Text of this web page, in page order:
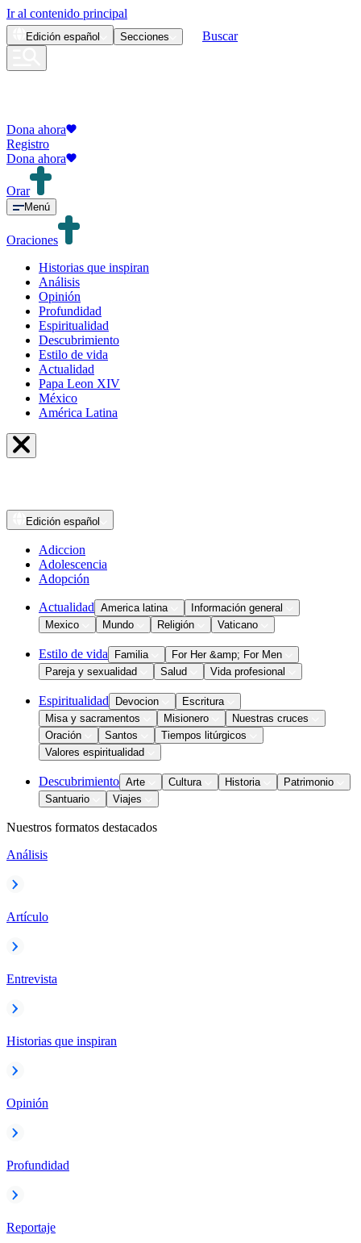
Ir al contenido principal
Edición español Secciones Buscar
Dona ahora
Registro
Dona ahora
Orar
Menú
Oraciones
Historias que inspiran
Análisis
Opinión
Profundidad
Espiritualidad
Descubrimiento
Estilo de vida
Actualidad
Papa Leon XIV
México
América Latina
Edición español
Adiccion
Adolescencia
Adopción
Actualidad America latina
Información general
Mexico
Mundo Religión Vaticano
Estilo de vida Familia
For Her &amp; For Men
Pareja y sexualidad
Salud Vida profesional
Espiritualidad Devocion
Escritura
Misa y sacramentos
Misionero
Nuestras cruces
Oración
Santos
Tiempos litúrgicos
Valores espiritualidad
Descubrimiento Arte Cultura Historia
Patrimonio
Santuario
Viajes
Nuestros formatos destacados
Análisis
Artículo
Entrevista
Historias que inspiran
Opinión
Profundidad
Reportaje